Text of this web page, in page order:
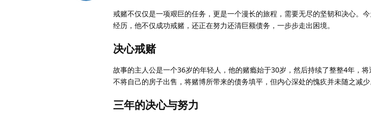
戒赌不仅仅是一项艰巨的任务，更是一个漫长的旅程，需要无尽的坚韧和决心。
经历，他不仅成功戒赌，还正在努力还清巨额债务，一步步走出困境。
决心戒赌
故事的主人公是一个36岁的年轻人，他的赌瘾始于30岁，然后持续了整整4年，
不将自己的房子出售，将赌博所带来的债务填平，但内心深处的愧疚并未随之减少
三年的决心与努力